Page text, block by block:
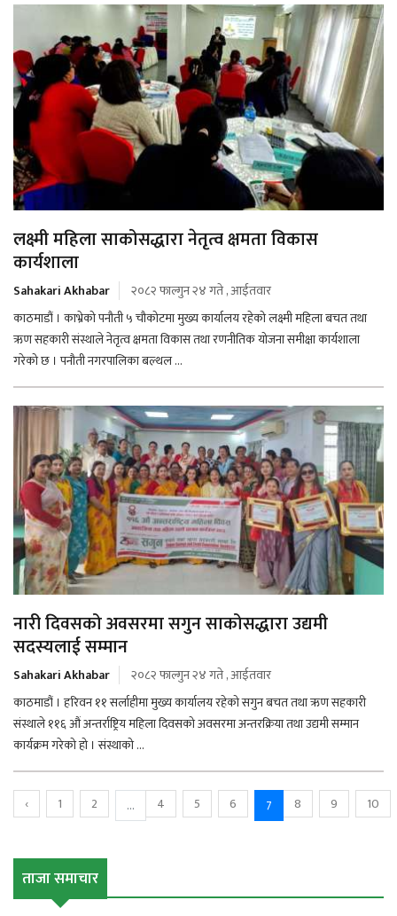
लक्ष्मी महिला साकोसद्धारा नेतृत्व क्षमता विकास
कार्यशाला
Sahakari Akhabar
२०८२ फाल्गुन २४ गते , आईतवार
काठमाडौं । काभ्रेको पनौती ५ चौकोटमा मुख्य कार्यालय रहेको लक्ष्मी महिला बचत तथा
ऋण सहकारी संस्थाले नेतृत्व क्षमता विकास तथा रणनीतिक योजना समीक्षा कार्यशाला
गरेको छ । पनौती नगरपालिका बल्थल ...
नारी दिवसको अवसरमा सगुन साकोसद्धारा उद्यमी
सदस्यलाई सम्मान
Sahakari Akhabar
२०८२ फाल्गुन २४ गते , आईतवार
काठमाडौं । हरिवन ११ सर्लाहीमा मुख्य कार्यालय रहेको सगुन बचत तथा ऋण सहकारी
संस्थाले ११६ औं अन्तर्राष्ट्रिय महिला दिवसको अवसरमा अन्तरक्रिया तथा उद्यमी सम्मान
कार्यक्रम गरेको हो । संस्थाको ...
‹ 1 2 ... 4 5 6 7 8 9 10
ताजा समाचार